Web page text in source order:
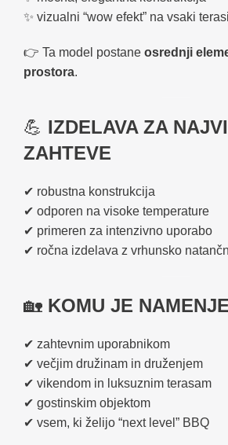
✨ vizualni “wow efekt” na vsaki
👉 Ta model postane osrednji
prostora.
💪 IZDELAVA ZA
ZAHTEVE
✔ robustna konstrukcija
✔ odporen na visoke temperature
✔ primeren za intenzivno uporabo
✔ ročna izdelava z vrhunsko
🏡 KOMU JE
✔ zahtevnim uporabnikom
✔ večjim družinam in druženjem
✔ vikendom in luksuznim terasam
✔ gostinskim objektom
✔ vsem, ki želijo “next level” BBQ